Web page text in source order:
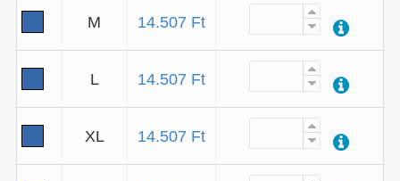
M 14.507 Ft
L 14.507 Ft
XL 14.507 Ft